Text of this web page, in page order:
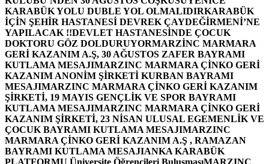
KARABÜK YOLU DUBLE YOL OLMALIDIRKARABÜK
İÇİN ŞEHİR HASTANESİ DEVREK ÇAYDEĞİRMENİ’NE
YAPILACAK !!DEVLET HASTANESİNDE ÇOCUK
DOKTORU GÖZ DOLDURUYORMARZİNC MARMARA
GERİ KAZANIM A.Ş, 30 AĞUSTOS ZAFER BAYRAMI
KUTLAMA MESAJIMARZINC MARMARA ÇİNKO GERİ
KAZANIM ANONİM ŞİRKETİ KURBAN BAYRAMI
MESAJIMARZINC MARMARA ÇİNKO GERİ KAZANIM
ŞİRKETİ, 19 MAYIS GENÇLİK VE SPOR BAYRAMI
KUTLAMA MESAJIMARZINC MARMARA ÇİNKO GERİ
KAZANIM ŞİRKETİ, 23 NİSAN ULUSAL EGEMENLİK VE
ÇOCUK BAYRAMI KUTLAMA MESAJIMARZINC
MARMARA ÇİNKO GERİ KAZANIM A.Ş , RAMAZAN
BAYRAMI KUTLAMA MESAJIANKA KARABÜK
PLATFORMU Üniversite Öğrencileri BuluşmasıMARZINC